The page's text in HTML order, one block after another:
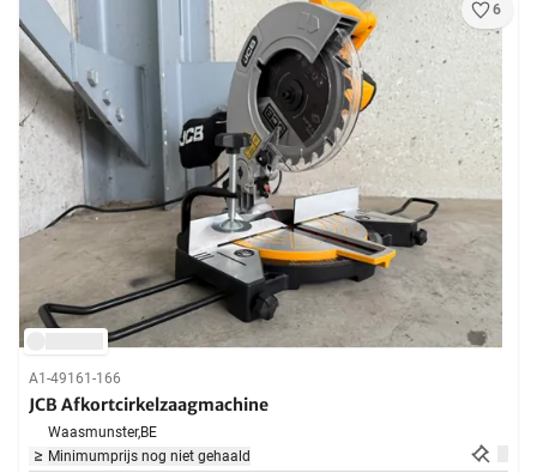
6
A1-49161-166
JCB Afkortcirkelzaagmachine
Waasmunster,BE
Minimumprijs nog niet gehaald